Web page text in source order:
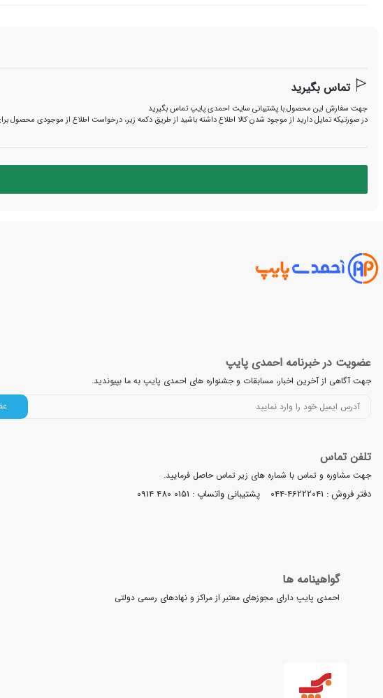
تماس بگیرید
جهت سفارش این محصول با پشتیبانی سایت احمدی پایپ تماس بگیرید
در صورتیکه تمایل دارید از موجود شدن کالا اطلاع داشته باشید از طریق دکمه زیر، درخواست اطلاع از موجودی
عضویت در خبرنامه احمدی پایپ
جهت آگاهی از آخرین اخبار، مسابقات و جشنواره های احمدی پایپ به ما بپیوندید.
تلفن تماس
جهت مشاوره و تماس با شماره های زیر تماس حاصل فرمایید.
دفتر فروش : 044-46222041 پشتیبانی واتساپ : 0914 480 0151
گواهینامه ها
احمدی پایپ دارای مجوزهای معتبر از مراکز و نهادهای رسمی دولتی